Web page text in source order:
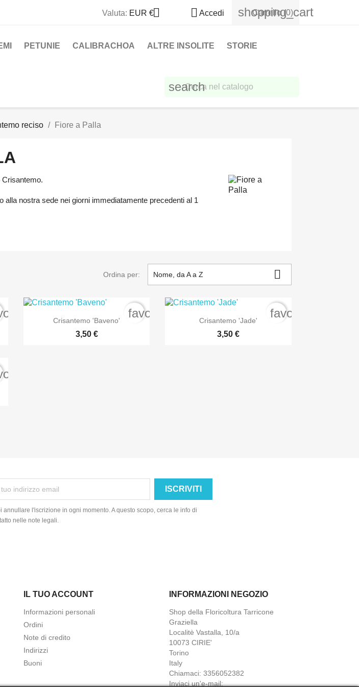
Valuta: EUR €  Accedi shopping_cart
Carrello (0)
PETUNIE CALIBRACHOA ALTRE INSOLITE STORIE
search
reciso Fiore a Palla
Crisantemo.
alla nostra sede nei giorni immediatamente precedenti al 1
Ordina per: Nome, da A a Z 
 Anteprima
Crisantemo 'Baveno'
3,50 €
favorite_border Anteprima
Crisantemo 'Jade'
3,50 €
favorite_border
annullare l'iscrizione in ogni momento. A questo scopo, cerca le info di
nelle note legali.
IL TUO ACCOUNT
Informazioni personali
Ordini
Note di credito
Indirizzi
Buoni
INFORMAZIONI NEGOZIO
Shop della Floricoltura Tarricone
Graziella
Localitè Vastalla, 10/a
10073 CIRIE'
Torino
Italy
Chiamaci: 3356052382
Inviaci un'e-mail: